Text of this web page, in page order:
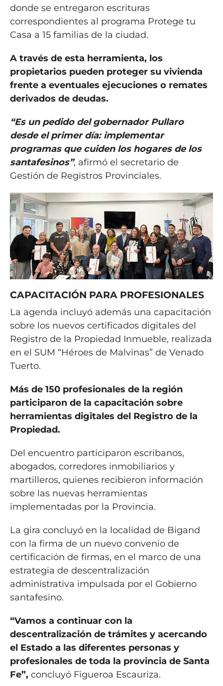
donde se entregaron escrituras
correspondientes al programa Protege tu
Casa a 15 familias de la ciudad.
A través de esta herramienta, los
propietarios pueden proteger su vivienda
frente a eventuales ejecuciones o remates
derivados de deudas.
“Es un pedido del gobernador Pullaro
desde el primer día: implementar
programas que cuiden los hogares de los
santafesinos”, afirmó el secretario de
Gestión de Registros Provinciales.
CAPACITACIÓN PARA PROFESIONALES
La agenda incluyó además una capacitación
sobre los nuevos certificados digitales del
Registro de la Propiedad Inmueble, realizada
en el SUM “Héroes de Malvinas” de Venado
Tuerto.
Más de 150 profesionales de la región
participaron de la capacitación sobre
herramientas digitales del Registro de la
Propiedad.
Del encuentro participaron escribanos,
abogados, corredores inmobiliarios y
martilleros, quienes recibieron información
sobre las nuevas herramientas
implementadas por la Provincia.
La gira concluyó en la localidad de Bigand
con la firma de un nuevo convenio de
certificación de firmas, en el marco de una
estrategia de descentralización
administrativa impulsada por el Gobierno
santafesino.
“Vamos a continuar con la
descentralización de trámites y acercando
el Estado a las diferentes personas y
profesionales de toda la provincia de Santa
Fe”, concluyó Figueroa Escauriza.